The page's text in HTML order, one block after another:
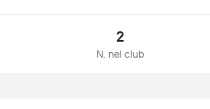
2
N. nel club